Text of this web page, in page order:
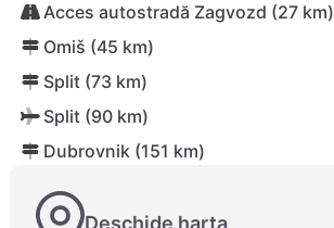
Acces autostradă Zagvozd (27 km)
Omiš (45 km)
Split (73 km)
Split (90 km)
Dubrovnik (151 km)
Deschide harta